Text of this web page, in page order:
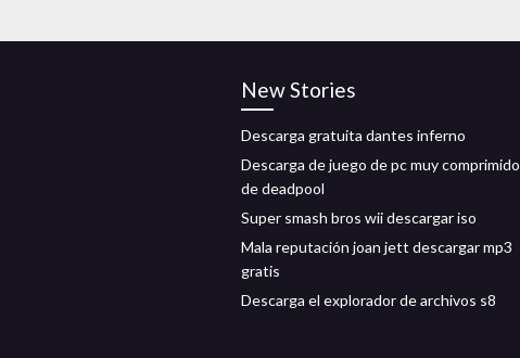
New Stories
Descarga gratuita dantes inferno
Descarga de juego de pc muy comprimido
de deadpool
Super smash bros wii descargar iso
Mala reputación joan jett descargar mp3
gratis
Descarga el explorador de archivos s8